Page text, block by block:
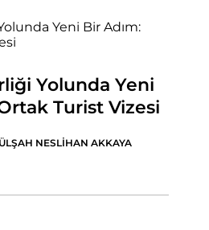
Yolunda Yeni
Turist Vizesi
NESLİHAN AKKAYA